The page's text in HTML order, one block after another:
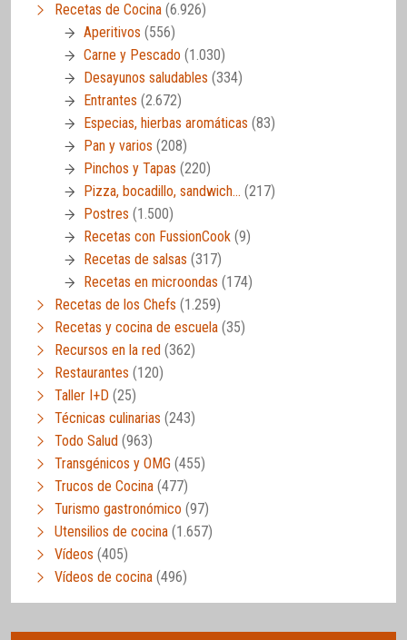
Recetas de Cocina (6.926)
Aperitivos (556)
Carne y Pescado (1.030)
Desayunos saludables (334)
Entrantes (2.672)
Especias, hierbas aromáticas (83)
Pan y varios (208)
Pinchos y Tapas (220)
Pizza, bocadillo, sandwich… (217)
Postres (1.500)
Recetas con FussionCook (9)
Recetas de salsas (317)
Recetas en microondas (174)
Recetas de los Chefs (1.259)
Recetas y cocina de escuela (35)
Recursos en la red (362)
Restaurantes (120)
Taller I+D (25)
Técnicas culinarias (243)
Todo Salud (963)
Transgénicos y OMG (455)
Trucos de Cocina (477)
Turismo gastronómico (97)
Utensilios de cocina (1.657)
Vídeos (405)
Vídeos de cocina (496)